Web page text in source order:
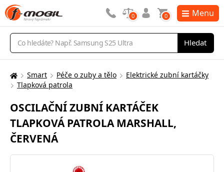
Vyhledávání
Hledat
0 0 Menu
Zde
nacházíte:
Smart Péče o zuby a tělo
Elektrické zubní kartáčky
Tlapková patrola
OSCILAČNÍ ZUBNÍ KARTÁČEK
TLAPKOVÁ PATROLA MARSHALL,
ČERVENÁ